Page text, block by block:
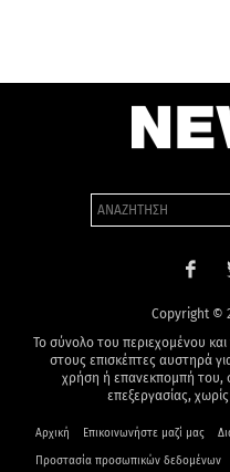
Copyright ©
Το σύνολο του περιεχομένου
στους επισκέπτες αυστηρά
χρήση ή επανεκπομπή του,
επεξεργασίας,
Αρχική Επικοινωνήστε μαζί μας
Προστασία προσωπικών δεδομένων